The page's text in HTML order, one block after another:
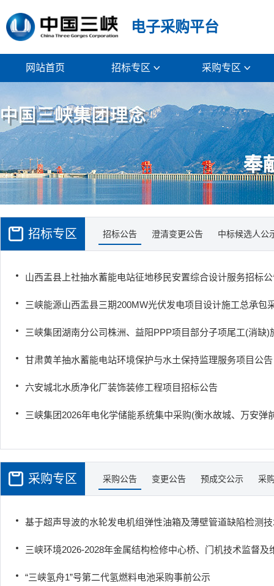
电子采购平台
网站首页 招标专区  采购专区 
招标专区 招标公告 澄清变更公告 中标候选人公
山西盂县上社抽水蓄能电站征地移民安置综合设计服务招标
三峡能源山西盂县三期200MW光伏发电项目设计施工总承包
三峡集团湖南分公司株洲、益阳PPP项目部分子项尾工(消缺)
甘肃黄羊抽水蓄能电站环境保护与水土保持监理服务项目公告
六安城北水质净化厂装饰装修工程项目招标公告
三峡集团2026年电化学储能系统集中采购(衡水故城、万安弹
采购专区 采购公告 变更公告 预成交公示 采
基于超声导波的水轮发电机组弹性油箱及薄壁管道缺陷检测
三峡环境2026-2028年金属结构检修中心桥、门机技术监督及
“三峡氢舟1”号第二代氢燃料电池采购事前公示